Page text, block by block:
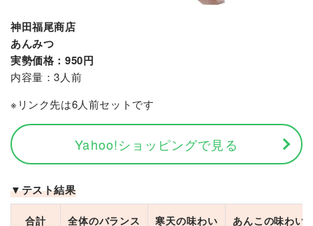
神田福尾商店
あんみつ
実勢価格：950円
内容量：3人前
※リンク先は6人前セットです
Yahoo!ショッピングで見る
▼テスト結果
合計 全体のバランス 寒天の味わい あんこの味わい